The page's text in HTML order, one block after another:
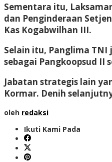
Sementara itu,
dan Penginderaan
Kas Kogabwilhan III.
Selain itu, Panglima
sebagai Pangkoopsud II
Jabatan strategis lain
Kormar. Denih
oleh redaksi
Ikuti Kami Pada